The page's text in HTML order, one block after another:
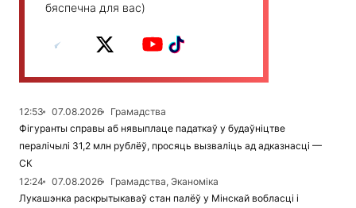
бяспечна для вас)
12:53 07.08.2026
Грамадства
Фігуранты справы аб нявыплаце падаткаў у будаўніцтве
пералічылі 31,2 млн рублёў, просяць вызваліць ад адказнасці —
СК
12:24
07.08.2026
Грамадства, Эканоміка
Лукашэнка раскрытыкаваў стан палёў у Мінскай вобласці і